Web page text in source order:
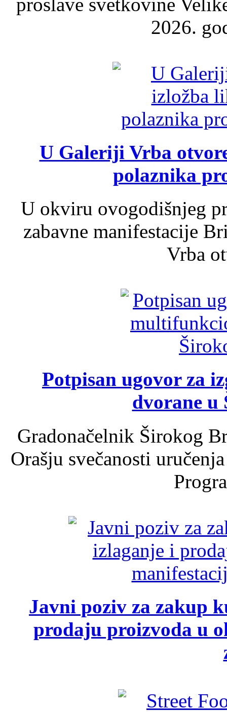
2026.
U Galeriji Vrba
polaznika
U okviru ovogodišnjeg
zabavne manifestacije
Vrba
Potpisan ugovor za
dvorane u
Gradonačelnik Širokog
Orašju svečanosti
Javni poziv za zakup
prodaju proizvoda u